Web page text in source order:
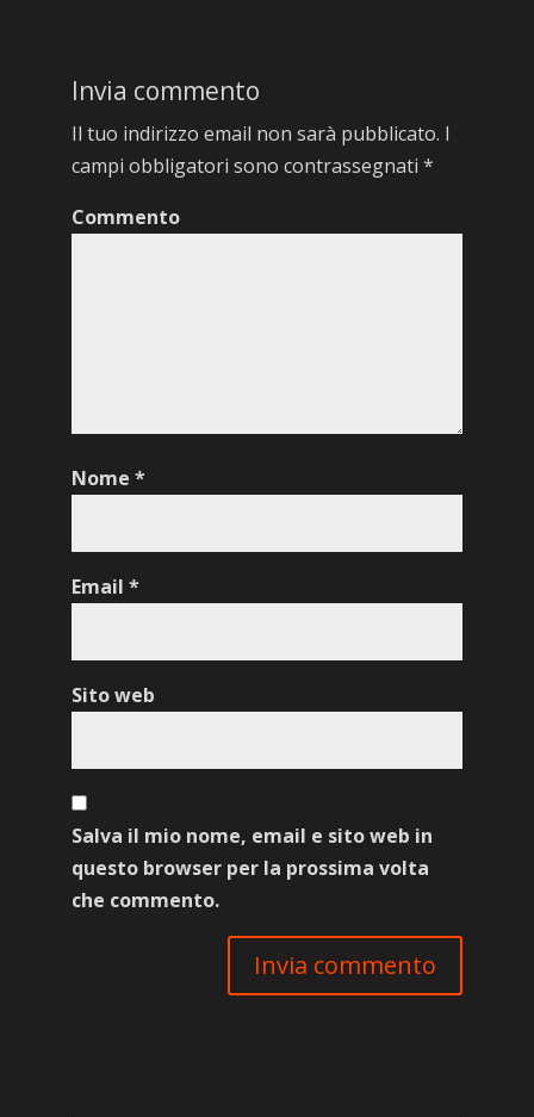
Invia commento
Il tuo indirizzo email non sarà pubblicato. I
campi obbligatori sono contrassegnati *
Commento
Nome *
Email *
Sito web
Salva il mio nome, email e sito web in
questo browser per la prossima volta
che commento.